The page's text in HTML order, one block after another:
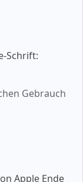
Schrift:
Gebrauch
Apple Ende